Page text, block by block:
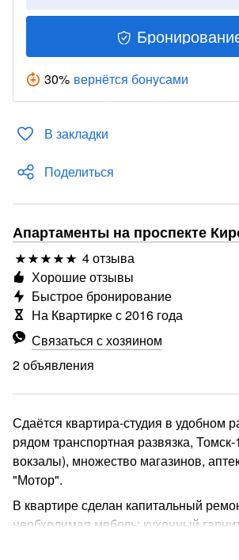
30% вернётся бонусами
В закладки
Поделиться
Апартаменты на проспекте
4 отзыва
Связаться с хозяином
2 объявления
Хорошие отзывы
Быстрое бронирование
На Квартирке с 2016 года
Сдаётся квартира-студия в удобном
рядом транспортная развязка,
вокзалы), множество магазинов,
"Мотор".
В квартире сделан капитальный
необходимая мебель: кухонный
ноутбука, раскладной диван,